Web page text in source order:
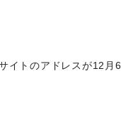
イトのアドレスが12月6